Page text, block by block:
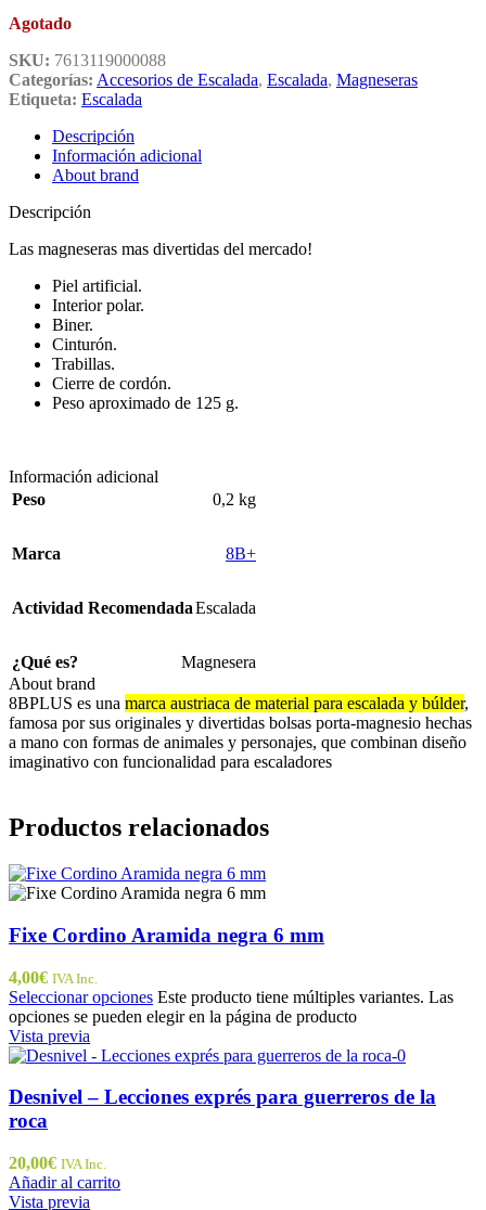
Agotado
SKU: 7613119000088
Categorías: Accesorios de Escalada, Escalada, Magneseras
Etiqueta: Escalada
Descripción
Información adicional
About brand
Descripción
Las magneseras mas divertidas del mercado!
Piel artificial.
Interior polar.
Biner.
Cinturón.
Trabillas.
Cierre de cordón.
Peso aproximado de 125 g.
Información adicional
Peso
0,2 kg
Marca 8B+
Actividad RecomendadaEscalada
¿Qué es?
Magnesera
About brand
8BPLUS es una marca austriaca de material para escalada y búlder,
famosa por sus originales y divertidas bolsas porta-magnesio hechas
a mano con formas de animales y personajes, que combinan diseño
imaginativo con funcionalidad para escaladores
Productos relacionados
Fixe Cordino Aramida negra 6 mm
4,00€ IVA Inc.
Seleccionar opciones Este producto tiene múltiples variantes. Las
opciones se pueden elegir en la página de producto
Vista previa
Desnivel – Lecciones exprés para guerreros de la
roca
20,00€ IVA Inc.
Añadir al carrito
Vista previa